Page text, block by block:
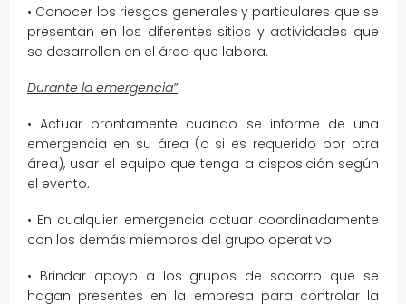
• Conocer los riesgos generales y particulares que se
presentan en los diferentes sitios y actividades que
se desarrollan en el área que labora.
Durante la emergencia”
• Actuar prontamente cuando se informe de una
emergencia en su área (o si es requerido por otra
área), usar el equipo que tenga a disposición según
el evento.
• En cualquier emergencia actuar coordinadamente
con los demás miembros del grupo operativo.
• Brindar apoyo a los grupos de socorro que se
hagan presentes en la empresa para controlar la